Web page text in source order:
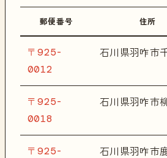
郵便番号 住所
〒925-
0012
石川県羽咋市
〒925-
0018
石川県羽咋市
〒925- 石川県羽咋市